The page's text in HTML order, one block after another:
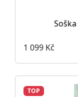
1 099 Kč
TOP